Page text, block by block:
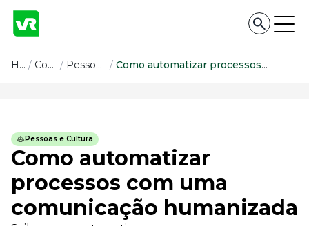
Conteúdo
Todas as categorias
Confira nossos conteúdos
Impulsione o seu negócio
Legislação
Fique por dentro da lei
Home / Conteúdo / Pessoas e Cultura / Como automatizar processos com uma comunicação humanizada
Pessoas e Cultura
Como automatizar
processos com uma
comunicação humanizada